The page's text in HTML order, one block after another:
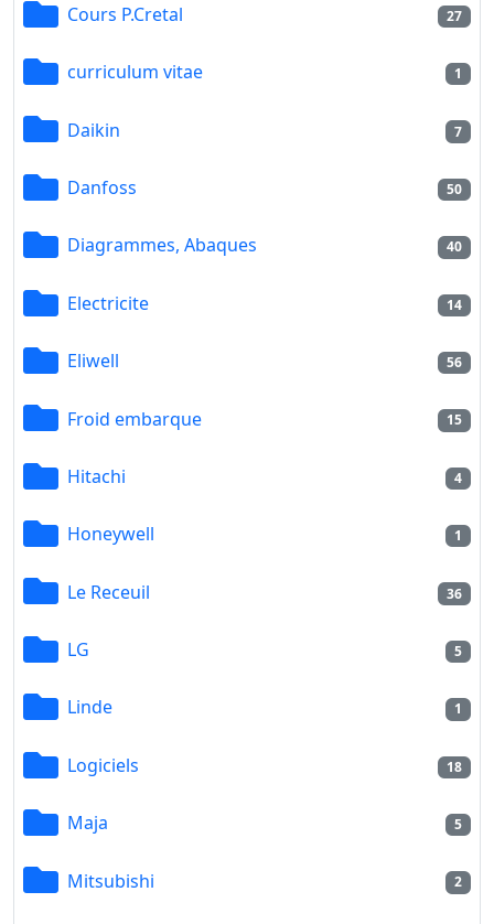
Cours P.Cretal 27
curriculum vitae 1
Daikin 7
Danfoss 50
Diagrammes, Abaques 40
Electricite 14
Eliwell 56
Froid embarque 15
Hitachi 4
Honeywell 1
Le Receuil 36
LG 5
Linde 1
Logiciels 18
Maja 5
Mitsubishi 2